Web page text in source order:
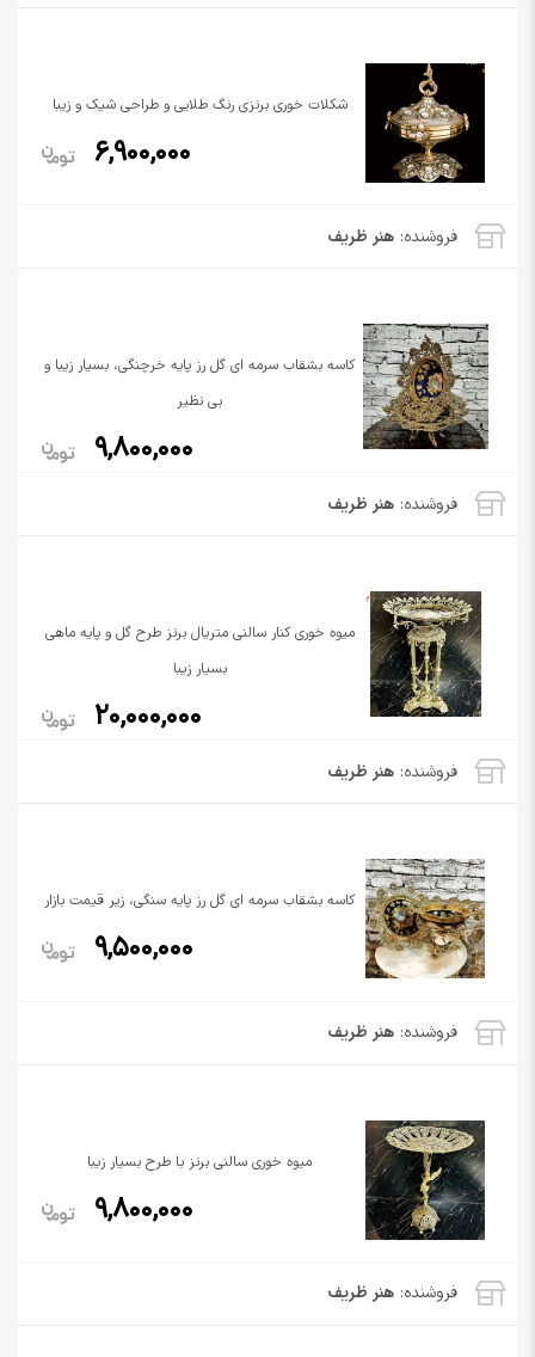
فروشنده: هنر ظریف
شکلات خوری برنزی رنگ طلایی و طراحی شیک و زیبا
6,900,000
فروشنده: هنر ظریف
کاسه بشقاب سرمه ای گل رز پایه خرچنگی، بسیار زیبا و
بی نظیر
9,800,000
فروشنده: هنر ظریف
میوه خوری کنار سالنی متریال برنز طرح گل و پایه ماهی
بسیار زیبا
20,000,000
فروشنده: هنر ظریف
کاسه بشقاب سرمه ای گل رز پایه سنگی، زیر قیمت بازار
9,500,000
فروشنده: هنر ظریف
میوه خوری سالنی برنز با طرح بسیار زیبا
9,800,000